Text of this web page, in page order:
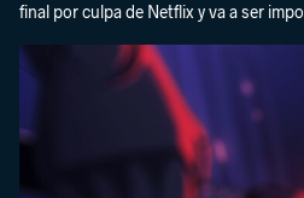
final por culpa de Netflix y va a ser